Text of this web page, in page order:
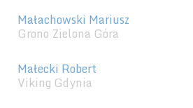
Małachowski Mariusz
Grono Zielona Góra
Małecki Robert
Viking Gdynia